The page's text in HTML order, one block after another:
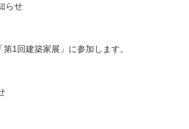
らせ
1回建築家展」に参加します。